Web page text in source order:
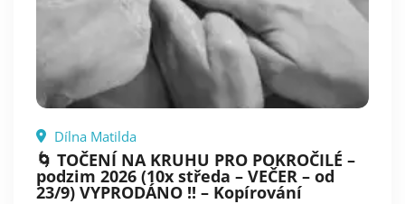
Dílna Matilda
🌀 TOČENÍ NA KRUHU PRO POKROČILÉ –
podzim 2026 (10x středa – VEČER – od
23/9) VYPRODÁNO !! – Kopírování